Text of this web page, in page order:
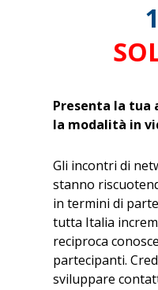
Presenta la tua
la modalità in
Gli incontri di
stanno
in termini di
tutta Italia
reciproca
partecipanti.
sviluppare